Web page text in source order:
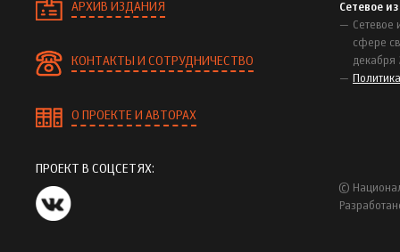
АРХИВ ИЗДАНИЯ
КОНТАКТЫ И СОТРУДНИЧЕСТВО
О ПРОЕКТЕ И АВТОРАХ
Сетевое
Сетевое
сфере
декабря
ПРОЕКТ В СОЦСЕТЯХ:
©